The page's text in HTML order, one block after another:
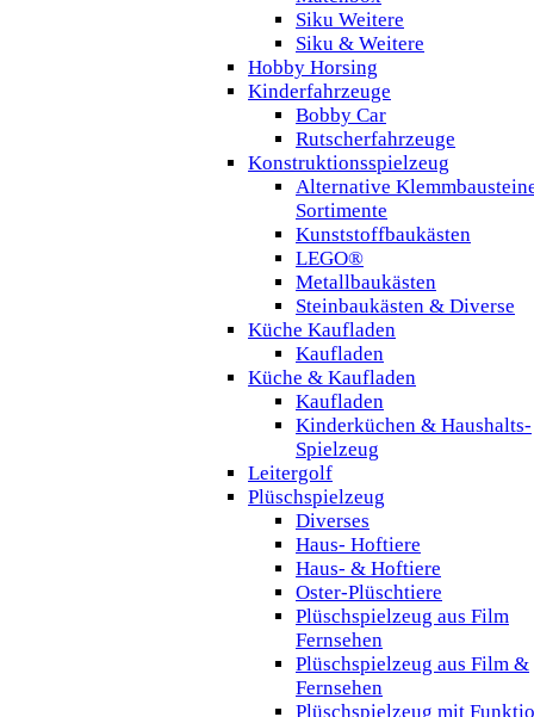
Siku Weitere
Siku & Weitere
Hobby Horsing
Kinderfahrzeuge
Bobby Car
Rutscherfahrzeuge
Konstruktionsspielzeug
Alternative
Sortimente
Kunststoffbaukästen
LEGO®
Metallbaukästen
Steinbaukästen & Diverse
Küche Kaufladen
Kaufladen
Küche & Kaufladen
Kaufladen
Kinderküchen & Haushalts-
Spielzeug
Leitergolf
Plüschspielzeug
Diverses
Haus- Hoftiere
Haus- & Hoftiere
Oster-Plüschtiere
Plüschspielzeug aus Film
Fernsehen
Plüschspielzeug aus Film &
Fernsehen
Plüschspielzeug mit